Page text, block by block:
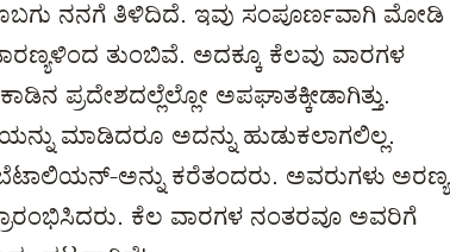
ನನಗೆ ತಿಳಿದಿದೆ. ಇವು ಸಂಪೂರ್ಣವಾಗಿ ಮೋಡಿ
ತುಂಬಿವೆ. ಅದಕ್ಕೂ ಕೆಲವು ವಾರಗಳ
ಪ್ರದೇಶದಲ್ಲೆಲ್ಲೋ ಅಪಘಾತಕ್ಕೀಡಾಗಿತ್ತು.
ಮಾಡಿದರೂ ಅದನ್ನು ಹುಡುಕಲಾಗಲಿಲ್ಲ.
ಅನ್ನು ಕರೆತಂದರು. ಅವರುಗಳು ಅರಣ್ಯ
ಕೆಲ ವಾರಗಳ ನಂತರವೂ ಅವರಿಗೆ